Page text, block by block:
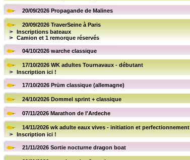
20/09/2026 Propagande de Malines
20/09/2026 TraverSeine à Paris
Inscriptions bateaux
Camion et 1 remorque réservés
04/10/2026 warche classique
17/10/2026 WK adultes Tournavaux - débutant
Inscription ici !
17/10/2026 Prüm classique (allemagne)
24/10/2026 Dommel sprint + classique
07/11/2026 Marathon de l'Ardeche
14/11/2026 wk adulte eaux vives - initiation et perfectionnement
Inscription ici !
21/11/2026 Sortie nocturne dragon boat